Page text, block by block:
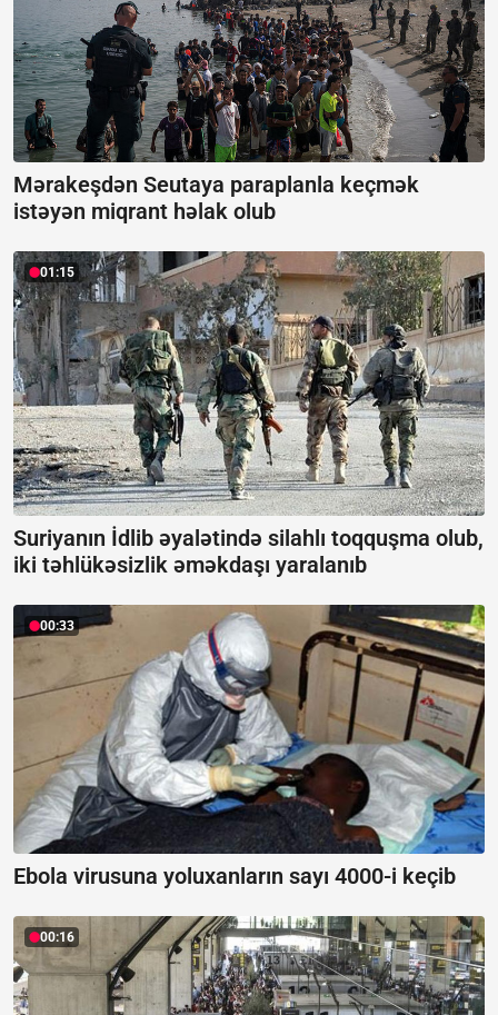
Mərakeşdən Seutaya paraplanla keçmək
istəyən miqrant həlak olub
01:15
Suriyanın İdlib əyalətində silahlı toqquşma olub,
iki təhlükəsizlik əməkdaşı yaralanıb
00:33
Ebola virusuna yoluxanların sayı 4000-i keçib
00:16